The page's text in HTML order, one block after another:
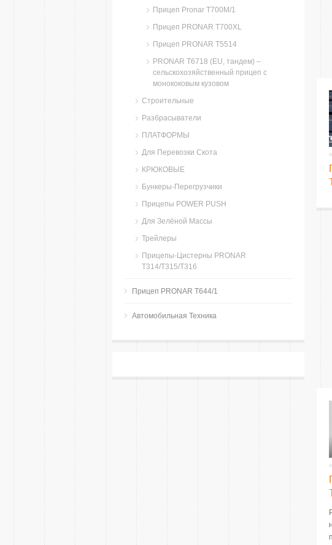
Прицеп Pronar Т700М/1
Прицеп PRONAR T700XL
Прицеп PRONAR T5514
PRONAR T6718 (EU, тандем) –
сельскохозяйственный прицеп с
монококовым кузовом
Строительные
Разбрасыватели
ПЛАТФОРМЫ
Для Перевозки Скота
КРЮКОВЫЕ
Бункеры-Перегрузчики
Прицепы POWER PUSH
Для Зелёной Массы
Трейлеры
Прицепы-Цистерны PRONAR
T314/T315/T316
Прицеп PRONAR T644/1
Автомобильная Техника